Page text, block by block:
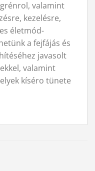
valamint
kezelésre,
életmód-
a fejfájás és
javasolt
valamint
kíséro tünete